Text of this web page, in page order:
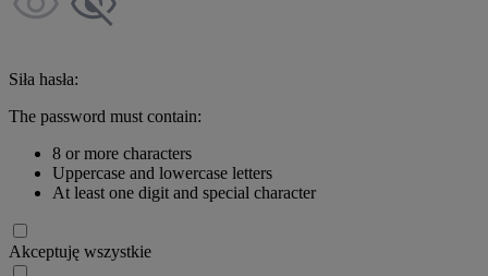
Siła hasła:
The password must contain:
8 or more characters
Uppercase and lowercase letters
At least one digit and special character
Akceptuję wszystkie